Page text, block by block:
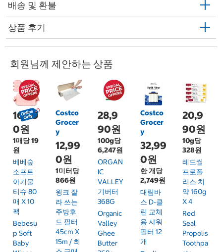
배송 및 환불
상품 후기
회원님께 제안하는 상품
16,99
0원
1매당 19
원
베베숲
소프트
아기물
티슈 80
매 X 10
팩
Bebesu
P Soft
Baby
Costco
Grocer
y
12,99
0원
1미터당
866원
윙크 잘
라 쓰는
주방후
드 필터
45cm X
15m / 최
28,9
90원
100g당
6,247원
ORGAN
IC
VALLEY
기버터
368G
Organic
Valley
Ghee
Butter
Costco
Grocer
y
32,99
0원
한 개당
2,749원
대림바
스 D-클
린 교체
용 샤워
필터 12
개
20,9
90원
10g당
328원
레드씰
프로폴
리스 치
약 160g
X 4
Red
Seal
Propolis
Toothpa